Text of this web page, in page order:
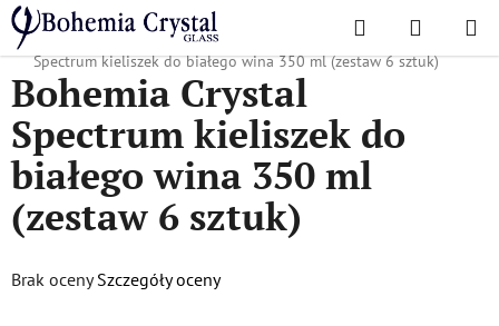
Przejść
do
treści
Szukaj KOSZYK
Home
/ Popularne kolekcje / Tęcza, Szalony, Wyspy
Bohemia Crystal
Spectrum kieliszek do białego wina 350 ml (zestaw 6 sztuk)
Bohemia Crystal
Spectrum kieliszek do
białego wina 350 ml
(zestaw 6 sztuk)
Średnia
Brak oceny Szczegóły oceny